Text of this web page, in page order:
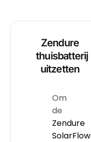
Zendure
thuisbatterij
uitzetten
Om
de
Zendure
SolarFlow